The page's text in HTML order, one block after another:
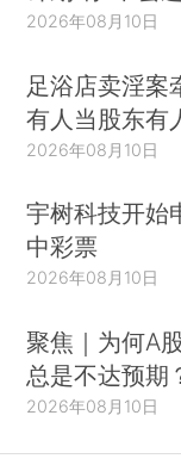
2026年08月10日
足浴店卖淫案
有人当股东有
2026年08月10日
宇树科技开始
中彩票
2026年08月10日
聚焦｜为何A
总是不达预期
2026年08月10日